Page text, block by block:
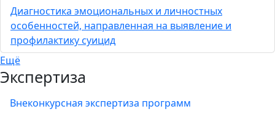
Диагностика эмоциональных и личностных
особенностей, направленная на выявление и
профилактику суицид
Ещё
Экспертиза
Внеконкурсная экспертиза программ